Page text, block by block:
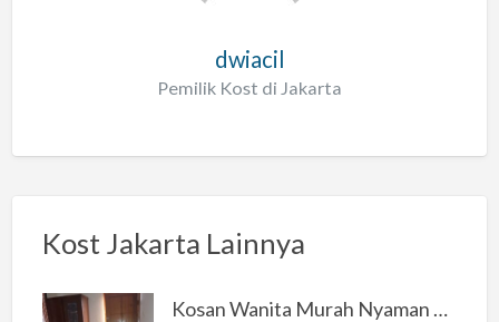
dwiacil
Pemilik Kost di Jakarta
Kost Jakarta Lainnya
Kosan Wanita Murah Nyaman di Jakarta Selatan